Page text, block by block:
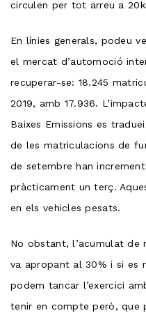
circulen per tot arreu a
En línies generals, podeu
el mercat d’automoció
recuperar-se: 18.245
2019, amb 17.936.
Baixes Emissions es
de les matriculacions de
de setembre han
pràcticament un terç.
en els vehicles pesats.
No obstant, l’acumulat de
va apropant al 30% i si es
podem tancar l’exercici
tenir en compte però, que